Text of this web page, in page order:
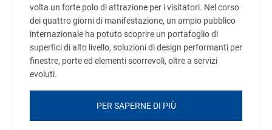
volta un forte polo di attrazione per i visitatori. Nel corso
dei quattro giorni di manifestazione, un ampio pubblico
internazionale ha potuto scoprire un portafoglio di
superfici di alto livello, soluzioni di design performanti per
finestre, porte ed elementi scorrevoli, oltre a servizi
evoluti.
PER SAPERNE DI PIÙ